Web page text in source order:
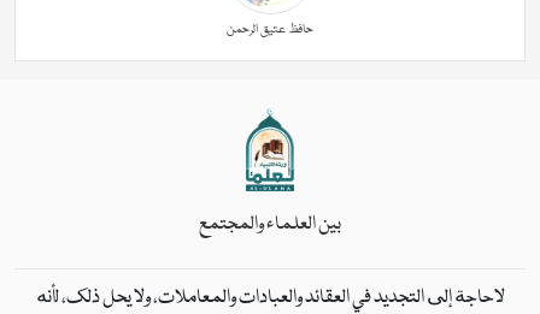
حافظ عتیق الرحمن
بين العلماء والمجتمع
لاحاجة إلى التجديد في العقائد والعبادات والمعاملات، ولا يحل ذلك، لأنه